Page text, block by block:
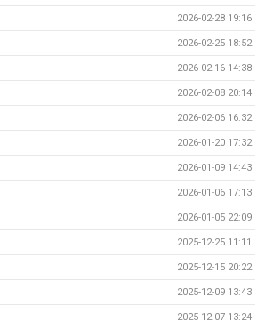
2026-02-28 19:16
2026-02-25 18:52
2026-02-16 14:38
2026-02-08 20:14
2026-02-06 16:32
2026-01-20 17:32
2026-01-09 14:43
2026-01-06 17:13
2026-01-05 22:09
2025-12-25 11:11
2025-12-15 20:22
2025-12-09 13:43
2025-12-07 13:24